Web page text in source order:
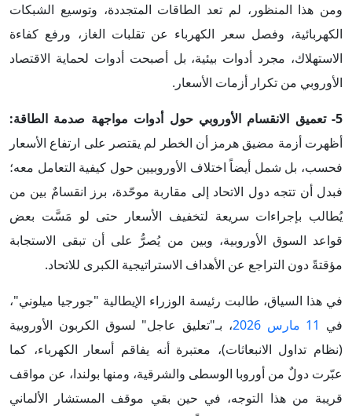
ومن هذا المنظور، لم تعد الطاقات المتجددة، وتوسيع الشبكات
الكهربائية، وفصل سعر الكهرباء عن تقلبات الغاز، ورفع كفاءة
الاستهلاك، مجرد أدوات بيئية، بل أصبحت أدوات لحماية الاقتصاد
الأوروبي من تكرار أزمات الأسعار.
5- تعميق الانقسام الأوروبي حول أدوات مواجهة صدمة الطاقة:
أظهرت أزمة مضيق هرمز أن الخطر لم يقتصر على ارتفاع الأسعار
فحسب، بل شمل أيضاً اختلاف الأوروبيين حول كيفية التعامل معه؛
فبدل أن تتجه دول الاتحاد إلى مقاربة موحّدة، برز انقسامٌ بين من
يُطالب بإجراءات سريعة لتخفيف الأسعار حتى لو مَسَّت بعض
قواعد السوق الأوروبية، وبين من يُصرُّ على أن تبقى الاستجابة
مؤقتةً دون التراجع عن الأهداف الاستراتيجية الكبرى للاتحاد.
في هذا السياق، طالبت رئيسة الوزراء الإيطالية "جورجيا ميلوني"،
في 11 مارس 2026
، بـ"تعليق عاجل" لسوق الكربون الأوروبية
(نظام تداول الانبعاثات)، معتبرة أنه يفاقم أسعار الكهرباء، كما
عبّرت دولٌ من أوروبا الوسطى والشرقية، ومنها بولندا، عن مواقف
قريبة من هذا التوجه، في حين بقي موقف المستشار الألماني